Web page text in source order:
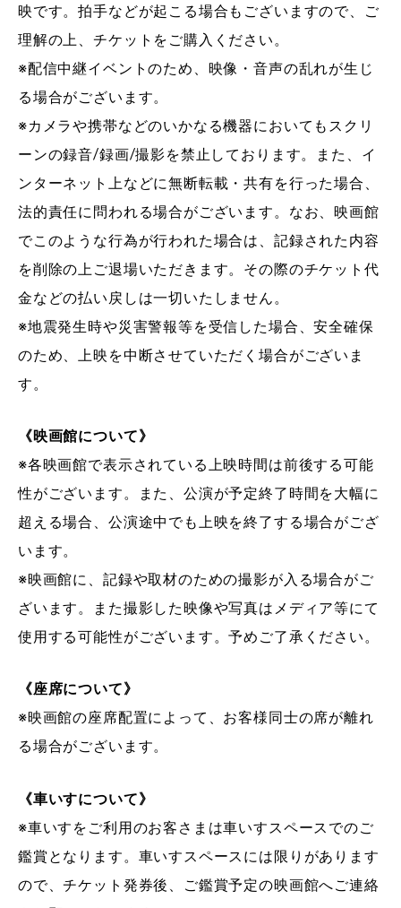
映です。拍手などが起こる場合もございますので、ご
理解の上、チケットをご購入ください。
※配信中継イベントのため、映像・音声の乱れが生じ
る場合がございます。
※カメラや携帯などのいかなる機器においてもスクリ
ーンの録音/録画/撮影を禁止しております。また、イ
ンターネット上などに無断転載・共有を行った場合、
法的責任に問われる場合がございます。なお、映画館
でこのような行為が行われた場合は、記録された内容
を削除の上ご退場いただきます。その際のチケット代
金などの払い戻しは一切いたしません。
※地震発生時や災害警報等を受信した場合、安全確保
のため、上映を中断させていただく場合がございま
す。
《映画館について》
※各映画館で表示されている上映時間は前後する可能
性がございます。また、公演が予定終了時間を大幅に
超える場合、公演途中でも上映を終了する場合がござ
います。
※映画館に、記録や取材のための撮影が入る場合がご
ざいます。また撮影した映像や写真はメディア等にて
使用する可能性がございます。予めご了承ください。
《座席について》
※映画館の座席配置によって、お客様同士の席が離れ
る場合がございます。
《車いすについて》
※車いすをご利用のお客さまは車いすスペースでのご
鑑賞となります。車いすスペースには限りがあります
ので、チケット発券後、ご鑑賞予定の映画館へご連絡